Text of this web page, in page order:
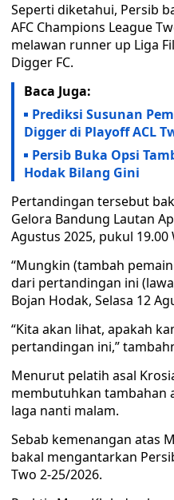
Seperti diketahui, Persib
AFC Champions League
melawan runner up Liga
Digger FC.
Baca Juga:
Prediksi Susunan
Digger di Playoff ACL
Persib Buka Opsi
Hodak Bilang Gini
Pertandingan tersebut
Gelora Bandung Lautan
Agustus 2025, pukul 19.00
“Mungkin (tambah
dari pertandingan ini
Bojan Hodak, Selasa 12
“Kita akan lihat, apakah
pertandingan ini,”
Menurut pelatih asal
membutuhkan tambahan
laga nanti malam.
Sebab kemenangan atas
bakal mengantarkan
Two 2-25/2026.